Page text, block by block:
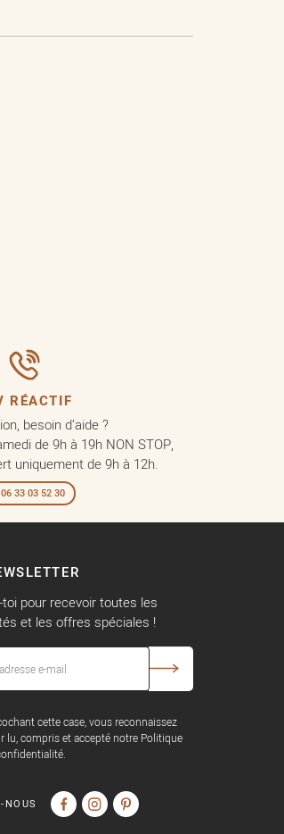
RÉACTIF
besoin d’aide ?
de 9h à 19h NON STOP,
uniquement de 9h à 12h.
06 33 03 52 30
pour recevoir toutes les
et les offres spéciales !
cette case, vous reconnaissez
lu, compris et accepté notre Politique
NOUS